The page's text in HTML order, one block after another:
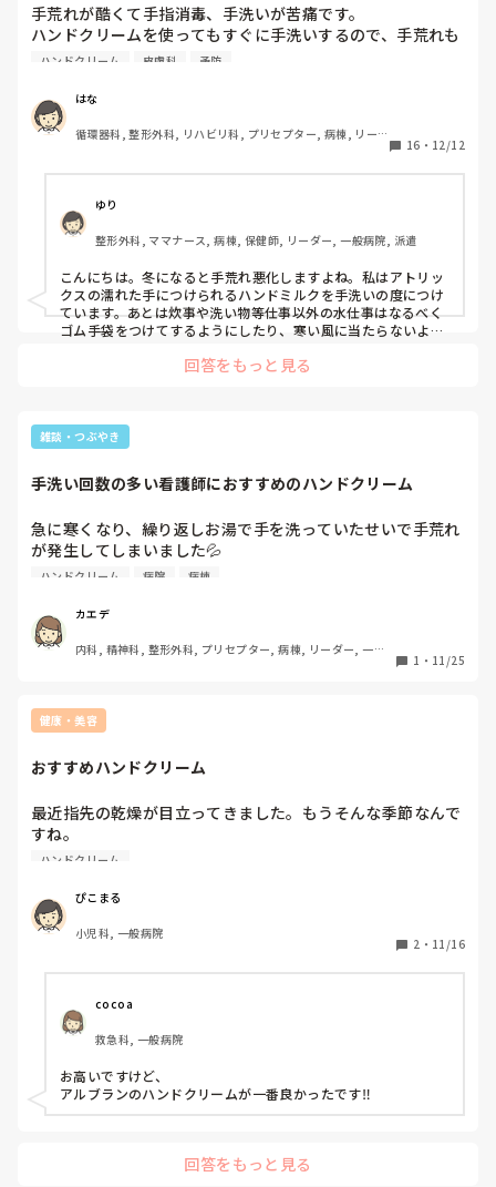
手荒れが酷くて手指消毒、手洗いが苦痛です。
ハンドクリームを使ってもすぐに手洗いするので、手荒れも
良くなりません。
まいます。
皮膚科にも通っていますが、薬で症状を抑えているだけで塗
らないとまた荒れてしまいます。
手荒れが良くなる方法や予防などされている方アドバイス下
さい。
ハンドクリーム 皮膚科 予防
はな
循環器科, 整形外科, リハビリ科, プリセプター, 病棟, リー
16 ・ 12/12
ゆり
整形外科, ママナース, 病棟, 保健師, リーダー, 一般病院, 派遣
こんにちは。冬になると手荒れ悪化しますよね。私はアトリッ
クスの濡れた手につけられるハンドミルクを手洗いの度につけ
ています。あとは炊事や洗い物等仕事以外の水仕事はなるべく
ゴム手袋をつけてするようにしたり、寒い風に当たらないよう
回答をもっと見る
雑談・つぶやき
手洗い回数の多い看護師におすすめのハンドクリーム
急に寒くなり、繰り返しお湯で手を洗っていたせいで手荒れ
が発生してしまいました💦
仕事中に使うおすすめのハンドクリームを教えてください。
に・塗り直しがあんまり必要なくて・保湿効果が高いものが
いいです！
今はユースキンを使っているのですが、においがちょっと苦
ハンドクリーム 病院 病棟
カエデ
内科, 精神科, 整形外科, プリセプター, 病棟, リーダー, 一般
1 ・ 11/25
健康・美容
おすすめハンドクリーム
最近指先の乾燥が目立ってきました。もうそんな季節なんで
すね。
みなさんのおすすめハンドクリームはありますか？
ハンドクリーム
ぴこまる
小児科, 一般病院
2 ・ 11/16
cocoa
救急科, 一般病院
お高いですけど、
アルブランのハンドクリームが一番良かったです‼︎
回答をもっと見る